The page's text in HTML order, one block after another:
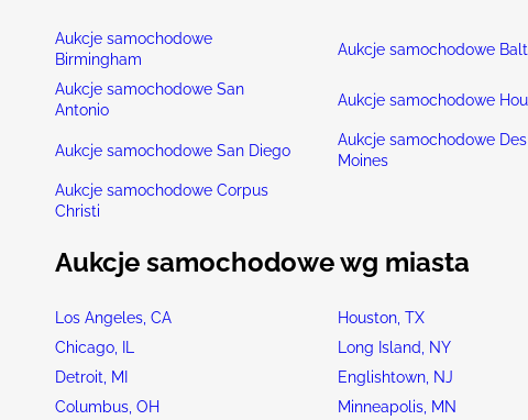
Aukcje samochodowe
Birmingham
Aukcje samochodowe
Aukcje samochodowe San
Antonio
Aukcje samochodowe
Aukcje samochodowe San Diego
Aukcje samochodowe Des
Moines
Aukcje samochodowe Corpus
Christi
Aukcje samochodowe wg miasta
Los Angeles, CA Houston, TX
Chicago, IL
Long Island, NY
Detroit, MI
Englishtown, NJ
Columbus, OH
Minneapolis, MN